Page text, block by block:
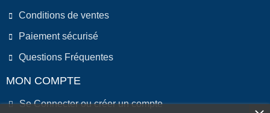
Conditions de ventes
Paiement sécurisé
Questions Fréquentes
MON COMPTE
Se Connecter ou créer un compte